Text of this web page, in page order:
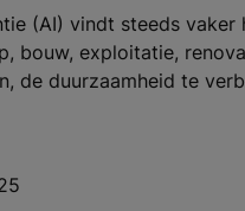
(AI) vindt steeds
bouw, exploitatie,
de duurzaamheid te